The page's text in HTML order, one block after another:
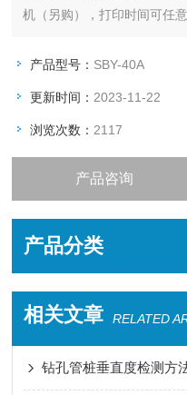
机（另购），打印时间可任意
产品型号： SBY-40A
更新时间： 2023-11-22
浏览次数： 2117
产品咨询
产品分类
相关文章 RELATED
钻孔管桩垂直度检测方